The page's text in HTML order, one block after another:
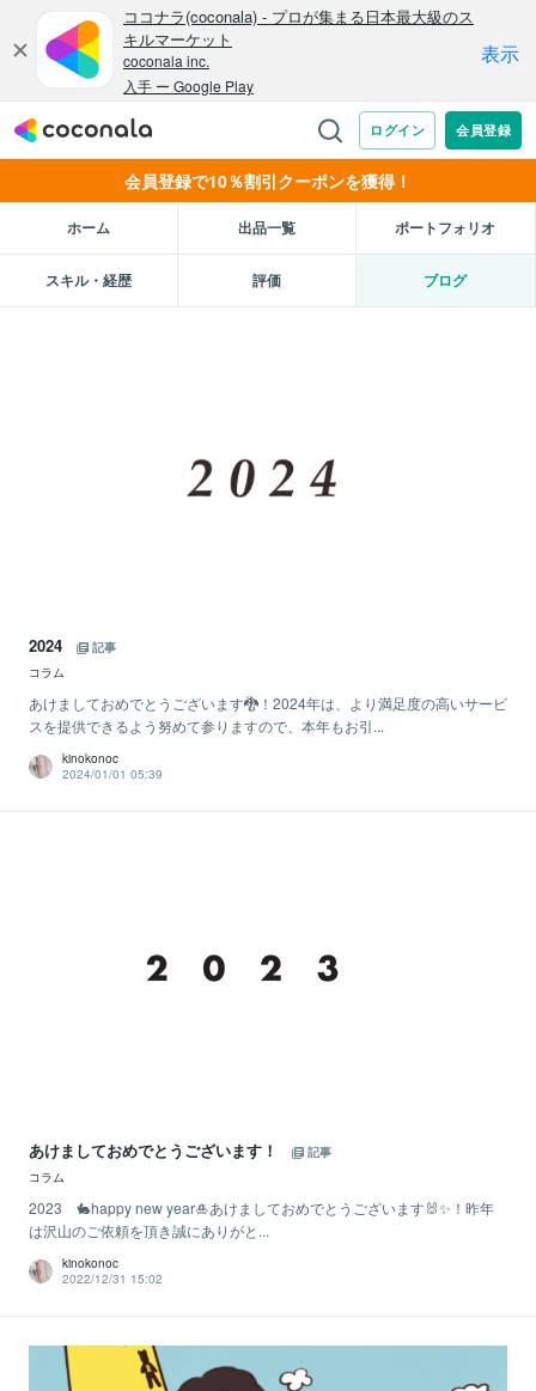
会員登録で10％割引クーポンを獲得！
ホーム 出品一覧 ポートフォリオ
スキル・経歴 評価 ブログ
2024
記事
コラム
あけましておめでとうございます🐉！2024年は、より満足度の高いサービ
スを提供できるよう努めて参りますので、本年もお引...
kinokonoc
2024/01/01 05:39
あけましておめでとうございます！
記事
コラム
2023 🐇happy new year🎍あけましておめでとうございます🐰✨！昨年
は沢山のご依頼を頂き誠にありがと...
kinokonoc
2022/12/31 15:02